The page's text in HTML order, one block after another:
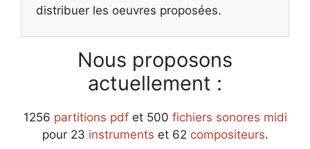
distribuer les oeuvres proposées.
Nous proposons
actuellement :
1256 partitions pdfet 500 fichiers sonores midi
pour 23 instruments et 62 compositeurs.